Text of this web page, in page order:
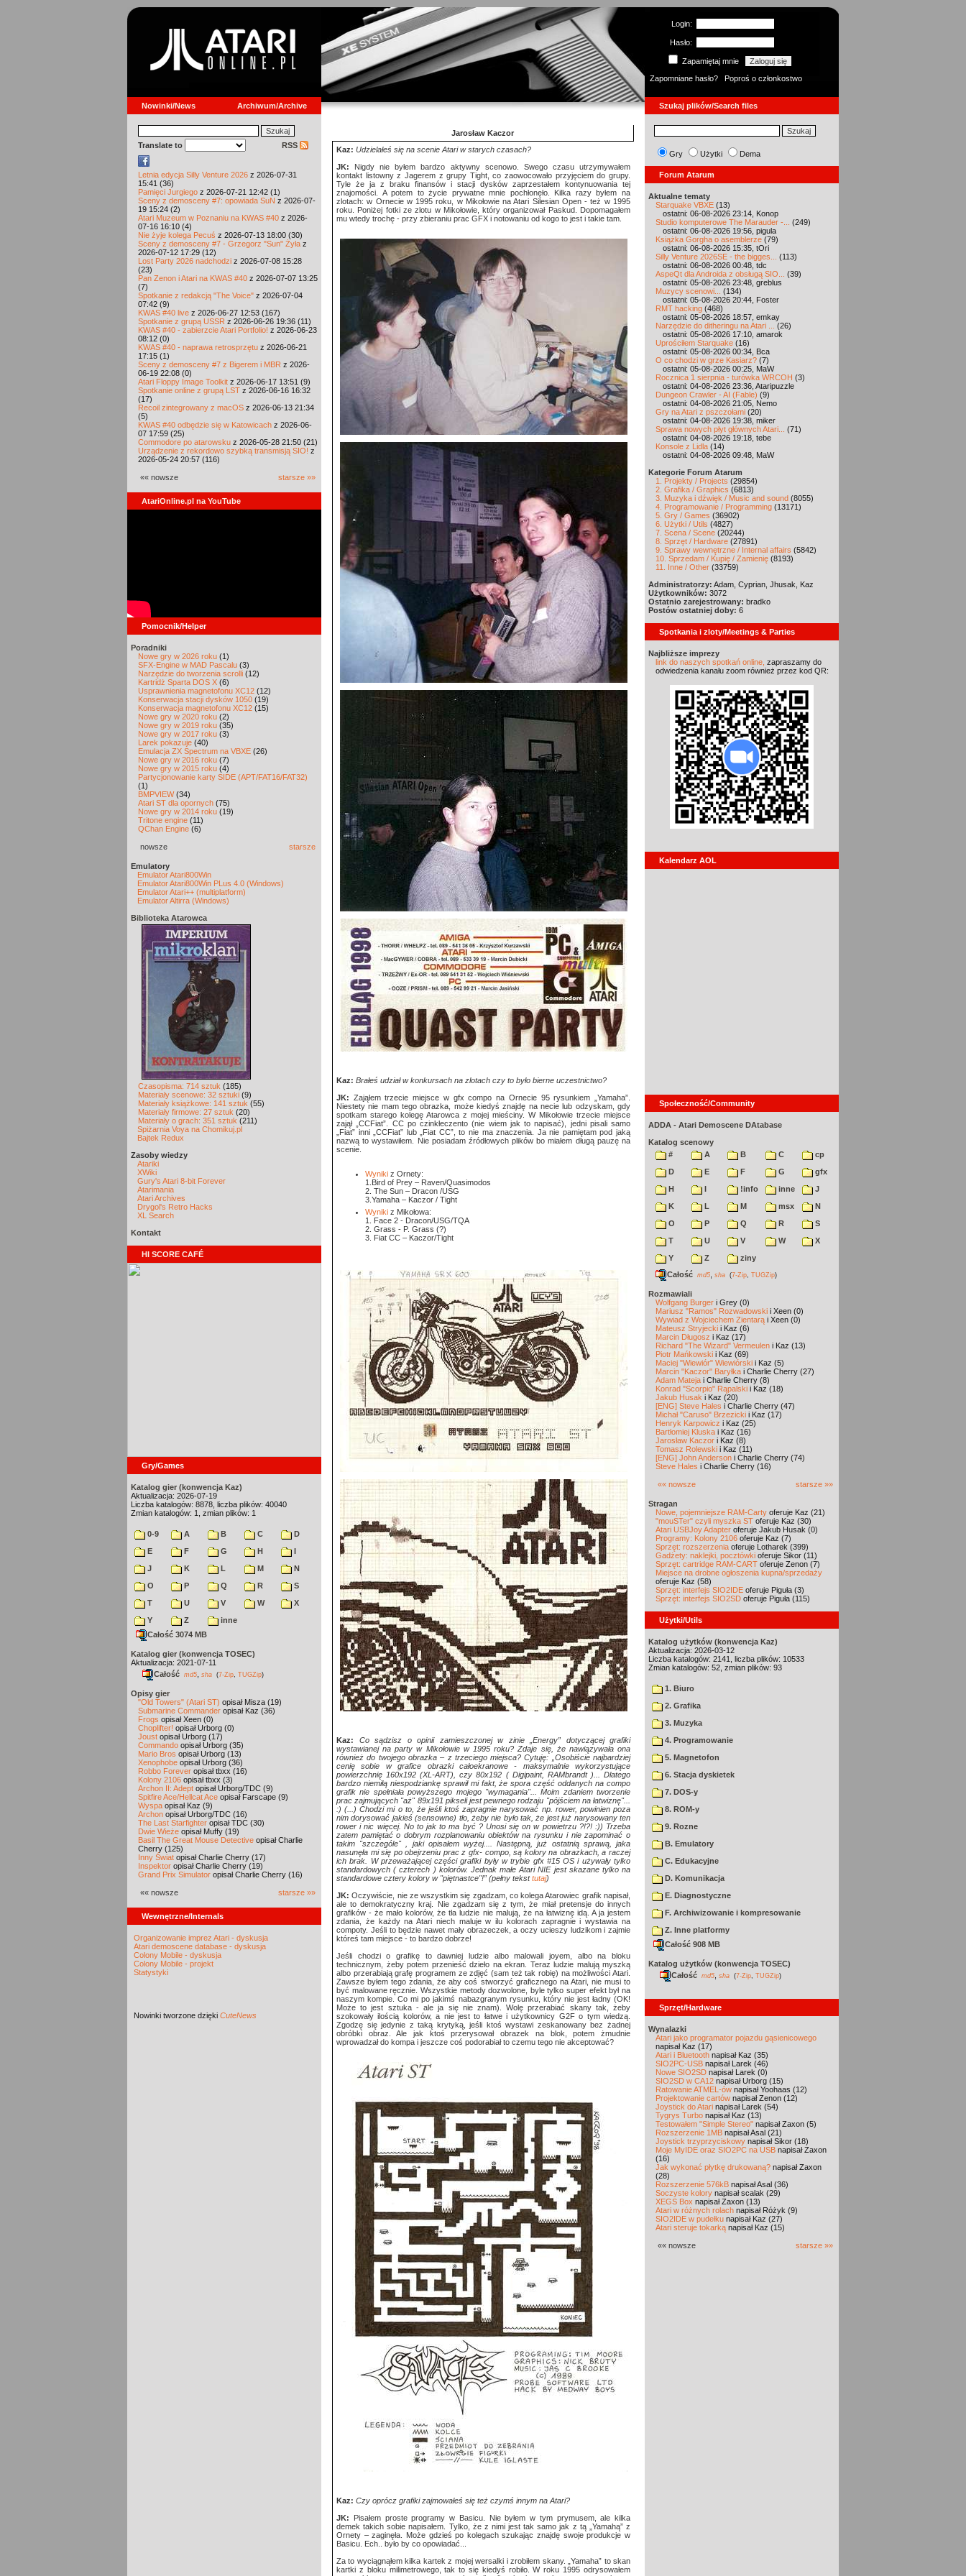
Login:
Hasło:
Zapamiętaj mnie
Zapomniane hasło?
Poproś o członkostwo
Nowinki/News Archiwum/Archive Szukaj plików/Search files
Translate to RSS
Letnia edycja Silly Venture 2026 z 2026-07-31
15:41 (36)
Pamięci Jurgiego z 2026-07-21 12:42 (1)
Sceny z demosceny #7: opowiada SuN z 2026-07-
19 15:24 (2)
Atari Muzeum w Poznaniu na KWAS #40 z 2026-
07-16 16:10 (4)
Nie żyje kolega Pecuś z 2026-07-13 18:00 (30)
Sceny z demosceny #7 - Grzegorz "Sun" Żyła z
2026-07-12 17:29 (12)
Lost Party 2026 nadchodzi z 2026-07-08 15:28
(23)
Pan Zenon i Atari na KWAS #40 z 2026-07-07 13:25
(7)
Spotkanie z redakcją "The Voice" z 2026-07-04
07:42 (9)
KWAS #40 live z 2026-06-27 12:53 (167)
Spotkanie z grupą USSR z 2026-06-26 19:36 (11)
KWAS #40 - zabierzcie Atari Portfolio! z 2026-06-23
08:12 (0)
KWAS #40 - naprawa retrosprzętu z 2026-06-21
17:15 (1)
Sceny z demosceny #7 z Bigerem i MBR z 2026-
06-19 22:08 (0)
Atari Floppy Image Toolkit z 2026-06-17 13:51 (9)
Spotkanie online z grupą LST z 2026-06-16 16:32
(17)
Recoil zintegrowany z macOS z 2026-06-13 21:34
(5)
KWAS #40 odbędzie się w Katowicach z 2026-06-
07 17:59 (25)
Commodore po atarowsku z 2026-05-28 21:50 (21)
Urządzenie z rekordowo szybką transmisją SIO! z
2026-05-24 20:57 (116)
«« nowsze starsze »»
AtariOnline.pl na YouTube
Pomocnik/Helper
Poradniki
Nowe gry w 2026 roku (1)
SFX-Engine w MAD Pascalu (3)
Narzędzie do tworzenia scrolli (12)
Kartridż Sparta DOS X (6)
Usprawnienia magnetofonu XC12 (12)
Konserwacja stacji dysków 1050 (19)
Konserwacja magnetofonu XC12 (15)
Nowe gry w 2020 roku (2)
Nowe gry w 2019 roku (35)
Nowe gry w 2017 roku (3)
Larek pokazuje (40)
Emulacja ZX Spectrum na VBXE (26)
Nowe gry w 2016 roku (7)
Nowe gry w 2015 roku (4)
Partycjonowanie karty SIDE (APT/FAT16/FAT32)
(1)
BMPVIEW(34)
Atari ST dla opornych (75)
Nowe gry w 2014 roku (19)
Tritone engine (11)
QChan Engine (6)
nowsze starsze
Emulatory
Emulator Atari800Win
Emulator Atari800Win PLus 4.0 (Windows)
Emulator Atari++ (multiplatform)
Emulator Altirra (Windows)
Biblioteka Atarowca
Czasopisma: 714 sztuk (185)
Materiały scenowe: 32 sztuki (9)
Materiały książkowe: 141 sztuk (55)
Materiały firmowe: 27 sztuk (20)
Materiały o grach: 351 sztuk (211)
Spiżarnia Voya na Chomikuj.pl
Bajtek Redux
Zasoby wiedzy
Atariki
XWiki
Gury's Atari 8-bit Forever
Atarimania
Atari Archives
Drygol's Retro Hacks
XL Search
Kontakt
HI SCORE CAFÉ
Gry/Games
Katalog gier (konwencja Kaz)
Aktualizacja: 2026-07-19
Liczba katalogów: 8878, liczba plików: 40040
Zmian katalogów: 1, zmian plików: 1
0-9 A B C
D
E
F G H
I
J
K L M
N
O
P Q R
S
T
U V W
X
Y
Z
inne
Całość 3074 MB
Katalog gier (konwencja TOSEC)
Aktualizacja: 2021-07-11
Całość md5 sha (7-Zip TUGZip)
Opisy gier
"Old Towers" (Atari ST) opisał Misza (19)
Submarine Commander opisał Kaz (36)
Frogs opisał Xeen (0)
Choplifter! opisał Urborg (0)
Joust opisał Urborg (17)
Commando opisał Urborg (35)
Mario Bros opisał Urborg (13)
Xenophobe opisał Urborg (36)
Robbo Forever opisał tbxx (16)
Kolony 2106 opisał tbxx (3)
Archon II: Adept opisał Urborg/TDC (9)
Spitfire Ace/Hellcat Ace opisał Farscape (9)
Wyspa opisał Kaz (9)
Archon opisał Urborg/TDC (16)
The Last Starfighter opisał TDC (30)
Dwie Wieże opisał Muffy (19)
Basil The Great Mouse Detective opisał Charlie
Cherry (125)
Inny Świat opisał Charlie Cherry (17)
Inspektor opisał Charlie Cherry (19)
Grand Prix Simulator opisał Charlie Cherry (16)
«« nowsze starsze »»
Wewnętrzne/Internals
Organizowanie imprez Atari - dyskusja
Atari demoscene database - dyskusja
Colony Mobile - dyskusja
Colony Mobile - projekt
Statystyki
Nowinki tworzone dzięki CuteNews
Jarosław Kaczor
Kaz: Udzielałeś się na scenie Atari w starych czasach?
JK: Nigdy nie byłem bardzo aktywny scenowo. Swego czasu utrzymywałem
kontakt listowny z Jagerem z grupy Tight, co zaowocowało przyjęciem do grupy.
Tyle że ja z braku finansów i stacji dysków zaprzestałem kontynuowania tej
znajomości. A potem to życie prywatne mnie pochłonęło. Kilka razy byłem na
zlotach: w Ornecie w 1995 roku, w Mikołowie na Atari Silesian Open - też w 1995
roku. Poniżej fotki ze zlotu w Mikołowie, który organizował Paskud. Dopomagałem
mu wtedy trochę - przy zbieraniu prac GFX i notowaniu od kogo to jest i takie tam.
Kaz: Brałeś udział w konkursach na zlotach czy to było bierne uczestnictwo?
JK: Zająłem trzecie miejsce w gfx compo na Ornecie 95 rysunkiem „Yamaha”.
Niestety nie mam tego obrazka, może kiedyś znajdę na necie lub odzyskam, gdy
spotkam starego kolegę Atarowca z mojej mieściny. W Mikołowie trzecie miejsce
zajął „CCFiat”. CC po czinkłeczento (nie wiem jak to napisać), jedni pisali samo
„Fiat” inni „CCFiat” lub „Fiat CC”, to nie ma znaczenia. Ja nie pamiętam pod jaką
nazwą to wystawiłem. Nie posiadam źródłowych plików bo miałem długą pauzę na
scenie.
Wyniki z Ornety:
1.Bird of Prey – Raven/Quasimodos
2. The Sun – Dracon /USG
3.Yamaha – Kaczor / Tight
Wyniki z Mikołowa:
1. Face 2 - Dracon/USG/TQA
2. Grass - P. Grass (?)
3. Fiat CC – Kaczor/Tight
Kaz: Co sądzisz o opinii zamieszczonej w zinie „Energy” dotyczącej grafiki
wystawianej na party w Mikołowie w 1995 roku? Zdaje się, że nawiązywała ona
również do twojego obrazka – z trzeciego miejsca? Cytuję:
„Osobiście najbardziej
cenię sobie w grafice obrazki całoekranowe - maksymalnie wykorzystujące
powierzchnię 160x192 (XL-ART), czy 80x192 ( Digipaint, RAMbrandt )... Dlatego
bardzo niemiłą niespodziankę sprawił mi fakt, że spora część oddanych na compo
grafik nie spełniała powyższego mojego "wymagania"... Moim zdaniem tworzenie
prac zajmujących "aż" 89x191 pikseli jest pewnego rodzaju "pójściem na łatwiznę"...
:) (...) Chodzi mi o to, że jeśli ktoś zapragnie narysować np. rower, powinien poza
nim dorysować jakieś (sensowne) tło, żeby nie było tak, że jest już narysowany ten
rower i nic więcej. No to jak to ma być ? Unosi się on w powietrzu ?!?! :)) Trzeba
zatem pamiętać o dobrym rozplanowaniu obiektów na rysunku i nie zapominać o
takim "szczególe" , jaki opisałem wyżej.... Następną, już ostatnią sprawą, jaka
nasunęła mi się po obejrzeniu prac z gfx- compo, są kolory na obrazkach, a raczej
ich brak. W przeważającej części grafiki były w trybie gfx #15 OS i używały tylko
standardowych ( czterech ) kolorów. Jednak małe Atari NIE jest skazane tylko na
standardowe cztery kolory w "piętnastce"!” (pełny teksttutaj)
JK: Oczywiście, nie ze wszystkim się zgadzam, co kolega Atarowiec grafik napisał,
ale to demokratyczny kraj. Nie zgadzam się z tym, że miał pretensje do innych
grafików - że mało kolorów, że tła ludzie nie malują, że na łatwiznę idą. A ja jestem
zdania, że każdy na Atari niech maluje w ilu kolorach zapragnie i wystawia na
compoty. Jeśli to będzie nawet mały obrazeczek, a oczy ucieszy ludzikom i zajmie
któreś tam miejsce - to bardzo dobrze!
Jeśli chodzi o grafikę to dawniej ludzie albo malowali joyem, albo na bloku
technicznym, żeby potem przenieść dzieło na ekran. Teraz ludzie malują myszką
albo przerabiają grafę programem ze zdjęć (sam też tak robię) na możliwości Atari.
Zawsze byłem tego zdania, że aby coś stworzyć graficznego na Atari, nie musi to
być malowane ręcznie. Wszystkie metody dozwolone, byle tylko super efekt był na
naszym kompie. Co mi po jakimś nabazgranym rysunku, który nie jest ładny (OK!
Może to jest sztuka - ale ja się nie znam). Wolę przerabiać skany tak, żeby
szokowały ilością kolorów, a nie jest to łatwe i użytkownicy G2F o tym wiedzą.
Zgodzę się jedynie z taką krytyką, jeśli ktoś wystawi zeskanowany bez żadnej
obróbki obraz. Ale jak ktoś przerysował obrazek na blok, potem żmudnie
wprowadzał do kompa i jeszcze coś podorabiał to czemu tego nie akceptować?
Kaz: Czy oprócz grafiki zajmowałeś się też czymś innym na Atari?
JK: Pisałem proste programy w Basicu. Nie byłem w tym prymusem, ale kilka
demek takich sobie napisałem. Tylko, że z nimi jest tak samo jak z tą „Yamahą” z
Ornety – zaginęła. Może gdzieś po kolegach szukając znajdę swoje produkcje w
Basicu. Ech.. było by co opowiadać...
Za to wyciągnąłem kilka kartek z mojej wersalki i zrobiłem skany. „Yamaha” to skan
kartki z bloku milimetrowego, tak to się kiedyś robiło. W roku 1995 odrysowałem
Gry Użytki Dema
Forum Atarum
Aktualne tematy
Starquake VBXE (13)
ostatni: 06-08-2026 23:14, Konop
Studio komputerowe The Marauder -...
(249)
ostatni: 06-08-2026 19:56, pigula
Książka Gorgha o asemblerze (79)
ostatni: 06-08-2026 15:35, tOri
Silly Venture 2026SE - the bigges...
(113)
ostatni: 06-08-2026 00:48, tdc
AspeQt dla Androida z obsługą SIO...
(39)
ostatni: 05-08-2026 23:48, greblus
Muzycy scenowi...
(134)
ostatni: 05-08-2026 20:44, Foster
RMT hacking (468)
ostatni: 05-08-2026 18:57, emkay
Narzędzie do ditheringu na Atari ...
(26)
ostatni: 05-08-2026 17:10, amarok
Uprościłem Starquake (16)
ostatni: 05-08-2026 00:34, Bca
O co chodzi w grze Kasiarz? (7)
ostatni: 05-08-2026 00:25, MaW
Rocznica 1 sierpnia - turówka WRCOH (3)
ostatni: 04-08-2026 23:36, Ataripuzzle
Dungeon Crawler - AI (Fable) (9)
ostatni: 04-08-2026 21:05, Nemo
Gry na Atari z pszczołami (20)
ostatni: 04-08-2026 19:38, miker
Sprawa nowych płyt głównych Atari...
(71)
ostatni: 04-08-2026 19:18, tebe
Konsole z Lidla (14)
ostatni: 04-08-2026 09:48, MaW
Kategorie Forum Atarum
1. Projekty / Projects (29854)
2. Grafika / Graphics (6813)
3. Muzyka i dźwięk / Music and sound (8055)
4. Programowanie / Programming (13171)
5. Gry / Games (36902)
6. Użytki / Utils (4827)
7. Scena / Scene (20244)
8. Sprzęt / Hardware (27891)
9. Sprawy wewnętrzne / Internal affairs (5842)
10. Sprzedam / Kupię / Zamienię (8193)
11. Inne / Other (33759)
Administratorzy: Adam, Cyprian, Jhusak, Kaz
Użytkowników: 3072
Ostatnio zarejestrowany: bradko
Postów ostatniej doby: 6
Spotkania i zloty/Meetings & Parties
Najbliższe imprezy
link do naszych spotkań online, zapraszamy do
odwiedzenia kanału zoom również przez kod QR:
Kalendarz AOL
Społeczność/Community
ADDA - Atari Demoscene DAtabase
Katalog scenowy
#
A B C
cp
D
E F G
gfx
H
I !info inne
J
K
L M msx
N
O
P Q R
S
T
U V W
X
Y
Z
ziny
Całość md5 sha (7-Zip TUGZip)
Rozmawiali
Wolfgang Burger i Grey (0)
Mariusz "Ramos" Rozwadowski i Xeen (0)
Wywiad z Wojciechem Zientarą i Xeen (0)
Mateusz Stryjecki i Kaz (6)
Marcin Długosz i Kaz (17)
Richard "The Wizard" Vermeulen i Kaz (13)
Piotr Mańkowski i Kaz (69)
Maciej "Wiewiór" Wiewiórski i Kaz (5)
Marcin "Kaczor" Baryłka i Charlie Cherry (27)
Adam Mateja i Charlie Cherry (8)
Konrad "Scorpio" Rąpalski i Kaz (18)
Jakub Husak i Kaz (20)
[ENG] Steve Hales i Charlie Cherry (47)
Michał "Caruso" Brzezicki i Kaz (17)
Henryk Karpowicz i Kaz (25)
Bartłomiej Kluska i Kaz (16)
Jarosław Kaczor i Kaz (8)
Tomasz Rolewski i Kaz (11)
[ENG] John Anderson i Charlie Cherry (74)
Steve Hales i Charlie Cherry (16)
«« nowsze starsze »»
Stragan
Nowe, pojemniejsze RAM-Carty oferuje Kaz (21)
"mouSTer" czyli myszka ST oferuje Kaz (30)
Atari USBJoy Adapter oferuje Jakub Husak (0)
Programy: Kolony 2106 oferuje Kaz (7)
Sprzęt: rozszerzenia oferuje Lotharek (399)
Gadżety: naklejki, pocztówki oferuje Sikor (11)
Sprzęt: cartridge RAM-CART oferuje Zenon (7)
Miejsce na drobne ogłoszenia kupna/sprzedaży
oferuje Kaz (58)
Sprzęt: interfejs SIO2IDE oferuje Piguła (3)
Sprzęt: interfejs SIO2SD oferuje Piguła (115)
Użytki/Utils
Katalog użytków (konwencja Kaz)
Aktualizacja: 2026-03-12
Liczba katalogów: 2141, liczba plików: 10533
Zmian katalogów: 52, zmian plików: 93
1. Biuro
2. Grafika
3. Muzyka
4. Programowanie
5. Magnetofon
6. Stacja dyskietek
7. DOS-y
8. ROM-y
9. Rozne
B. Emulatory
C. Edukacyjne
D. Komunikacja
E. Diagnostyczne
F. Archiwizowanie i kompresowanie
Z. Inne platformy
Całość 908 MB
Katalog użytków (konwencja TOSEC)
Całość md5 sha (7-Zip TUGZip)
Sprzęt/Hardware
Wynalazki
Atari jako programator pojazdu gąsienicowego
napisał Kaz (17)
Atari i Bluetooth napisał Kaz (35)
SIO2PC-USB napisał Larek (46)
Nowe SIO2SD napisał Larek (0)
SIO2SD w CA12 napisał Urborg (15)
Ratowanie ATMEL-ów napisał Yoohaas (12)
Projektowanie cartów napisał Zenon (12)
Joystick do Atari napisał Larek (54)
Tygrys Turbo napisał Kaz (13)
Testowałem "Simple Stereo" napisał Zaxon (5)
Rozszerzenie 1MB napisał Asal (21)
Joystick trzyprzyciskowy napisał Sikor (18)
Moje MyIDE oraz SIO2PC na USB napisał Zaxon
(16)
Jak wykonać płytkę drukowaną? napisał Zaxon
(28)
Rozszerzenie 576kB napisał Asal (36)
Soczyste kolory napisał scalak (29)
XEGS Box napisał Zaxon (13)
Atari w różnych rolach napisał Różyk (9)
SIO2IDE w pudełku napisał Kaz (27)
Atari steruje tokarką napisał Kaz (15)
«« nowsze starsze »»